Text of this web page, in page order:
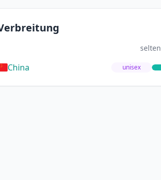
selten
China unisex